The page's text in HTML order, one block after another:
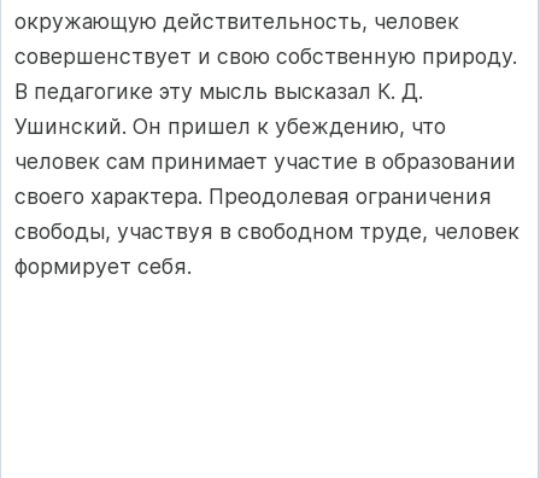
окружающую действительность, человек
совершенствует и свою собственную природу.
В педагогике эту мысль высказал К. Д.
Ушинский. Он пришел к убеждению, что
человек сам принимает участие в образовании
своего характера. Преодолевая ограничения
свободы, участвуя в свободном труде, человек
формирует себя.